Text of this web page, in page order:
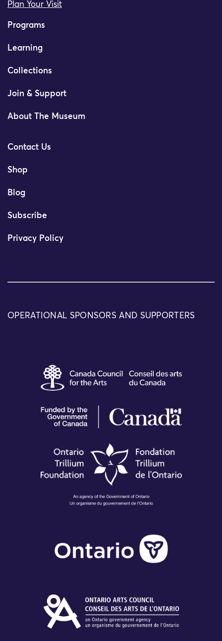
Plan Your Visit
Programs
Learning
Collections
Join & Support
About The Museum
Contact Us
Shop
Blog
Subscribe
Privacy Policy
OPERATIONAL SPONSORS AND SUPPORTERS